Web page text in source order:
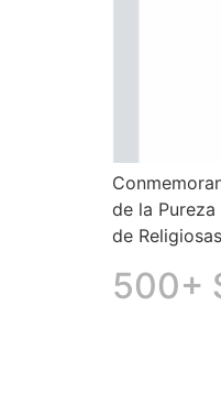
de la
de
500+